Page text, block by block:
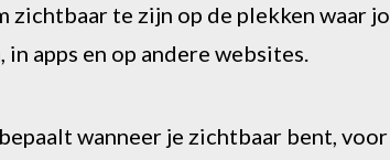
zichtbaar te zijn op de plekken waar
apps en op andere websites.
wanneer je zichtbaar bent,